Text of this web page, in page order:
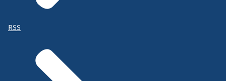
RSS